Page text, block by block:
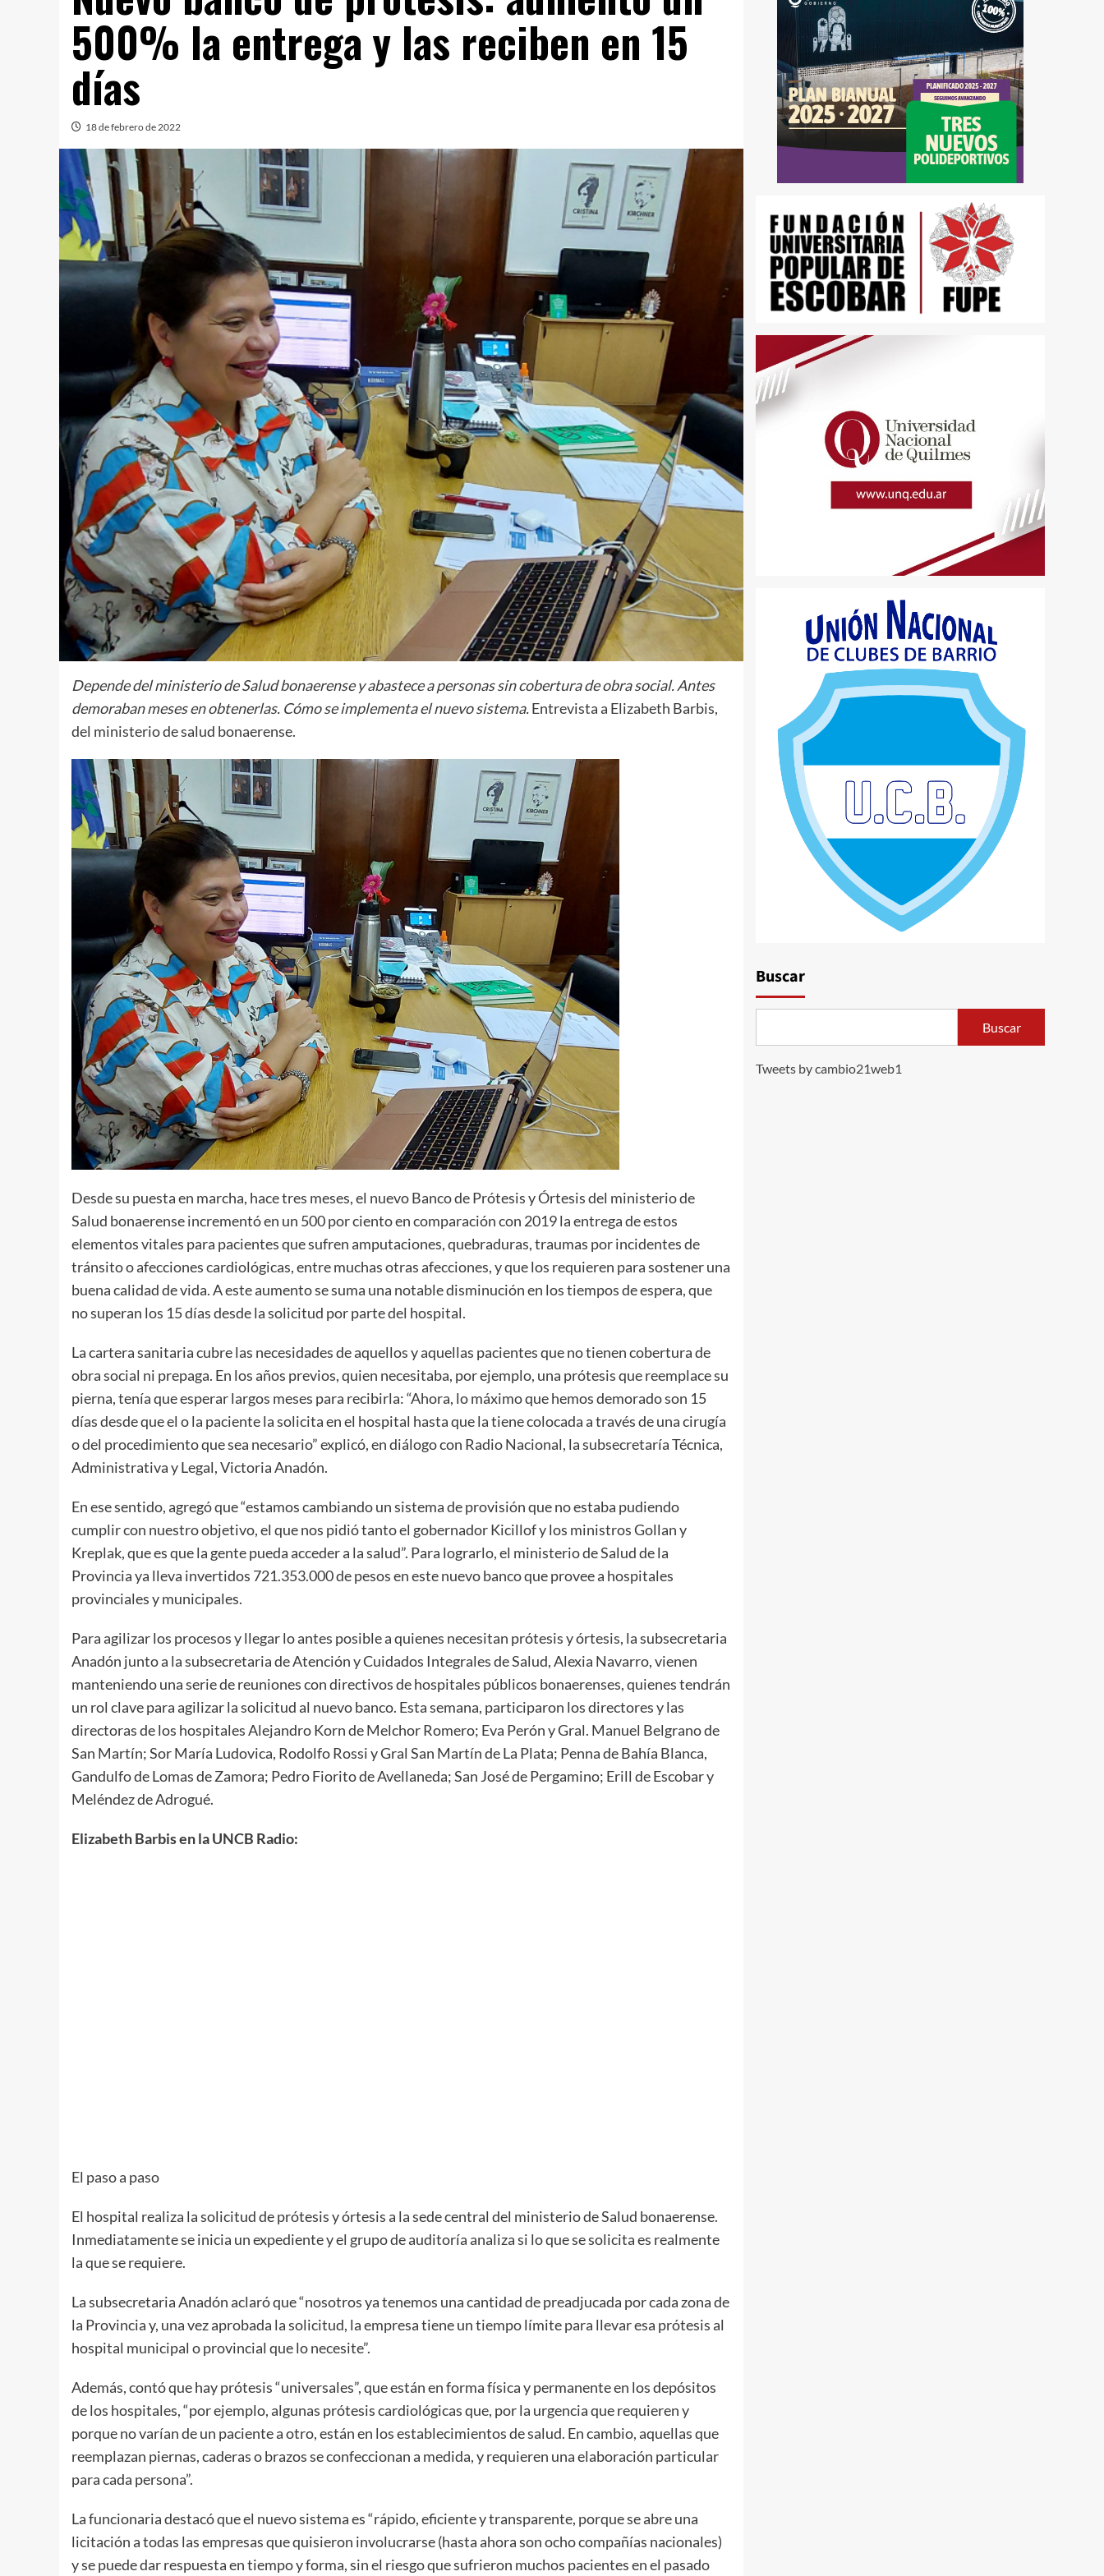
500% la entrega y las reciben en 15
días
18 de febrero de 2022
Depende del ministerio de Salud bonaerense y abastece a personas sin cobertura de obra social. Antes
demoraban meses en obtenerlas. Cómo se implementa el nuevo sistema.Entrevista a Elizabeth Barbis,
del ministerio de salud bonaerense.
Desde su puesta en marcha, hace tres meses, el nuevo Banco de Prótesis y Órtesis del ministerio de
Salud bonaerense incrementó en un 500 por ciento en comparación con 2019 la entrega de estos
elementos vitales para pacientes que sufren amputaciones, quebraduras, traumas por incidentes de
tránsito o afecciones cardiológicas, entre muchas otras afecciones, y que los requieren para sostener una
buena calidad de vida. A este aumento se suma una notable disminución en los tiempos de espera, que
no superan los 15 días desde la solicitud por parte del hospital.
La cartera sanitaria cubre las necesidades de aquellos y aquellas pacientes que no tienen cobertura de
obra social ni prepaga. En los años previos, quien necesitaba, por ejemplo, una prótesis que reemplace su
pierna, tenía que esperar largos meses para recibirla: “Ahora, lo máximo que hemos demorado son 15
días desde que el o la paciente la solicita en el hospital hasta que la tiene colocada a través de una cirugía
o del procedimiento que sea necesario” explicó, en diálogo con Radio Nacional, la subsecretaría Técnica,
Administrativa y Legal, Victoria Anadón.
En ese sentido, agregó que “estamos cambiando un sistema de provisión que no estaba pudiendo
cumplir con nuestro objetivo, el que nos pidió tanto el gobernador Kicillof y los ministros Gollan y
Kreplak, que es que la gente pueda acceder a la salud”. Para lograrlo, el ministerio de Salud de la
Provincia ya lleva invertidos 721.353.000 de pesos en este nuevo banco que provee a hospitales
provinciales y municipales.
Para agilizar los procesos y llegar lo antes posible a quienes necesitan prótesis y órtesis, la subsecretaria
Anadón junto a la subsecretaria de Atención y Cuidados Integrales de Salud, Alexia Navarro, vienen
manteniendo una serie de reuniones con directivos de hospitales públicos bonaerenses, quienes tendrán
un rol clave para agilizar la solicitud al nuevo banco. Esta semana, participaron los directores y las
directoras de los hospitales Alejandro Korn de Melchor Romero; Eva Perón y Gral. Manuel Belgrano de
San Martín; Sor María Ludovica, Rodolfo Rossi y Gral San Martín de La Plata; Penna de Bahía Blanca,
Gandulfo de Lomas de Zamora; Pedro Fiorito de Avellaneda; San José de Pergamino; Erill de Escobar y
Meléndez de Adrogué.
Elizabeth Barbis en la UNCB Radio:
El paso a paso
El hospital realiza la solicitud de prótesis y órtesis a la sede central del ministerio de Salud bonaerense.
Inmediatamente se inicia un expediente y el grupo de auditoría analiza si lo que se solicita es realmente
la que se requiere.
La subsecretaria Anadón aclaró que “nosotros ya tenemos una cantidad de preadjucada por cada zona de
la Provincia y, una vez aprobada la solicitud, la empresa tiene un tiempo límite para llevar esa prótesis al
hospital municipal o provincial que lo necesite”.
Además, contó que hay prótesis “universales”, que están en forma física y permanente en los depósitos
de los hospitales, “por ejemplo, algunas prótesis cardiológicas que, por la urgencia que requieren y
porque no varían de un paciente a otro, están en los establecimientos de salud. En cambio, aquellas que
reemplazan piernas, caderas o brazos se confeccionan a medida, y requieren una elaboración particular
para cada persona”.
La funcionaria destacó que el nuevo sistema es “rápido, eficiente y transparente, porque se abre una
licitación a todas las empresas que quisieron involucrarse (hasta ahora son ocho compañías nacionales)
y se puede dar respuesta en tiempo y forma, sin el riesgo que sufrieron muchos pacientes en el pasado
Buscar
Buscar
Tweets by cambio21web1